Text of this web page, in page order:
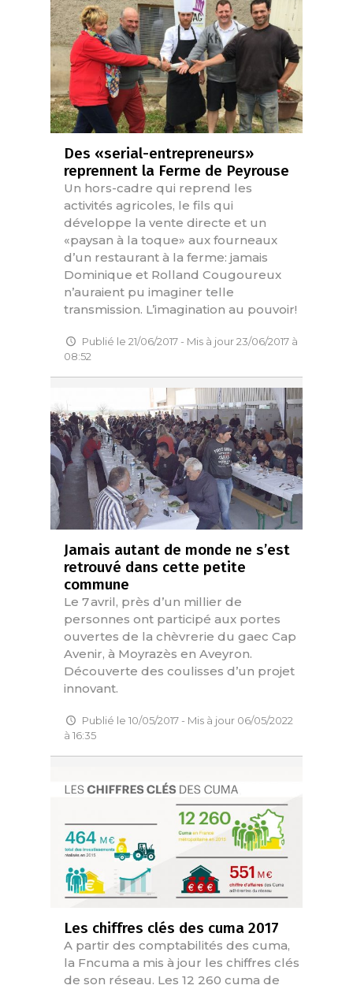
Des «serial-entrepreneurs»
reprennent la Ferme de Peyrouse
Un hors-cadre qui reprend les
activités agricoles, le fils qui
développe la vente directe et un
«paysan à la toque» aux fourneaux
d’un restaurant à la ferme: jamais
Dominique et Rolland Cougoureux
n’auraient pu imaginer telle
transmission. L’imagination au pouvoir!
Publié le 21/06/2017 - Mis à jour 23/06/2017 à
08:52
Jamais autant de monde ne s’est
retrouvé dans cette petite
commune
Le 7 avril, près d’un millier de
personnes ont participé aux portes
ouvertes de la chèvrerie du gaec Cap
Avenir, à Moyrazès en Aveyron.
Découverte des coulisses d’un projet
innovant.
Publié le 10/05/2017 - Mis à jour 06/05/2022
à 16:35
Les chiffres clés des cuma 2017
A partir des comptabilités des cuma,
la Fncuma a mis à jour les chiffres clés
de son réseau. Les 12 260 cuma de